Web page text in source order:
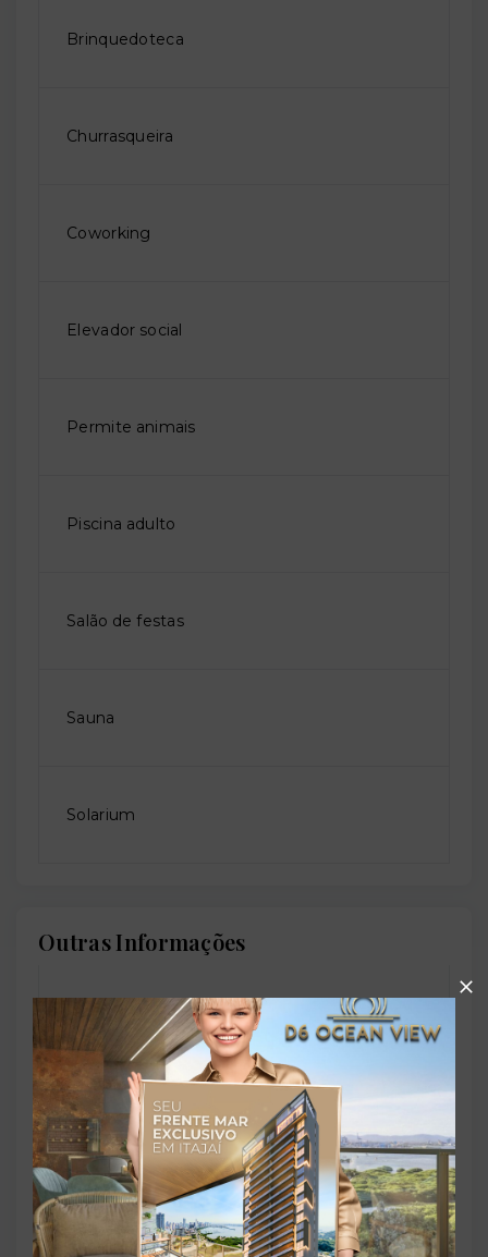
Brinquedoteca
Churrasqueira
Coworking
Elevador social
Permite animais
Piscina adulto
Salão de festas
Sauna
Solarium
Outras Informações
Referência:
O-69031-106602
Perfil:
Residencial